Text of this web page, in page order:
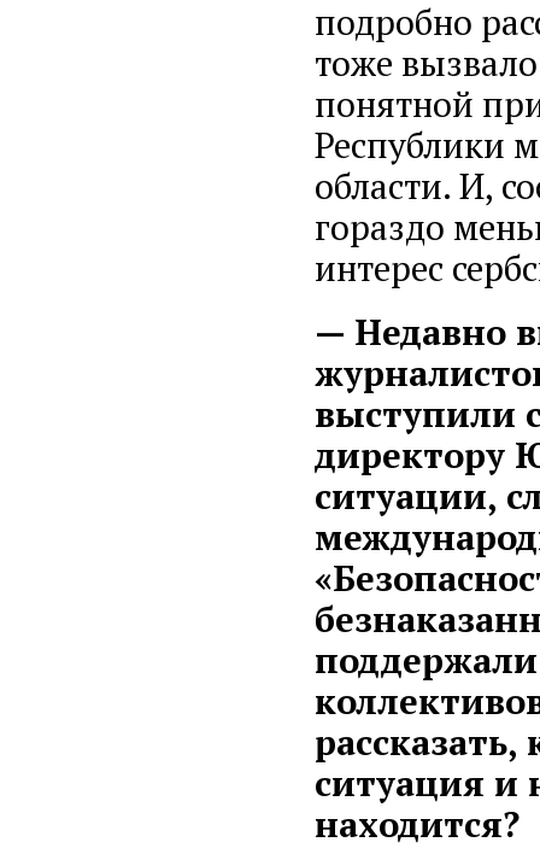
подробно
тоже
понятной
Республики
области. И,
гораздо
интерес
— Недавно
выступили
директору
ситуации,
ситуация и
находится?